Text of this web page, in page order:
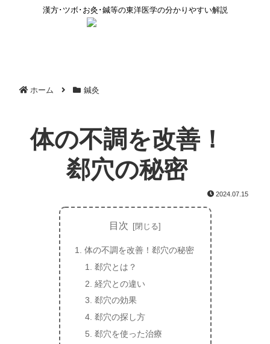
漢方･ツボ･お灸･鍼等の東洋医学の分かりやすい解説
ホーム 鍼灸
体の不調を改善！
郄穴の秘密
2024.07.15
目次
体の不調を改善！郄穴の秘密
郄穴とは？
経穴との違い
郄穴の効果
郄穴の探し方
郄穴を使った治療